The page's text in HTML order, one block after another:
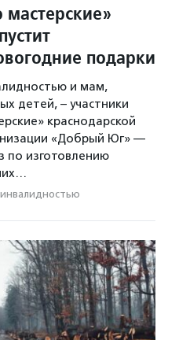
подарки
и мам,
детей, – участники
краснодарской
«Добрый Юг» —
по изготовлению